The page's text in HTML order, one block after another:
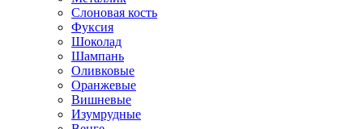
Слоновая кость
Фуксия
Шоколад
Шампань
Оливковые
Оранжевые
Вишневые
Изумрудные